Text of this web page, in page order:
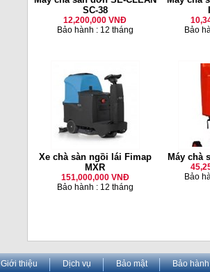
SC-38
12,200,000 VNĐ
Bảo hành : 12 tháng
Bảo
Xe chà sàn ngồi lái Fimap
MXR
151,000,000 VNĐ
Bảo hành : 12 tháng
Máy chà
Bảo
Giới thiệu Dịch vụ Bảo mật Bảo hành